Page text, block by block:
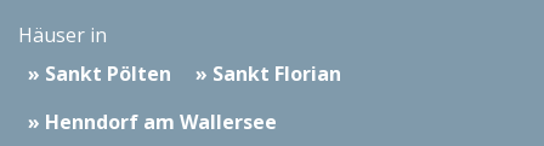
Häuser in
Sankt Pölten
Sankt Florian
Henndorf am Wallersee